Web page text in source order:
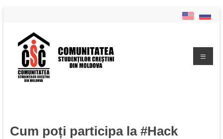
Cum poți participa la #Hack